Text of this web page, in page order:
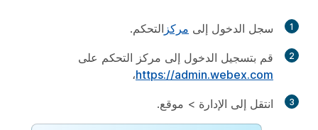
1 سجل الدخول إلى مركز التحكم.
2
قم بتسجيل الدخول إلى مركز التحكم على
https://admin.webex.com،
3 انتقل إلى الإدارة > موقع.